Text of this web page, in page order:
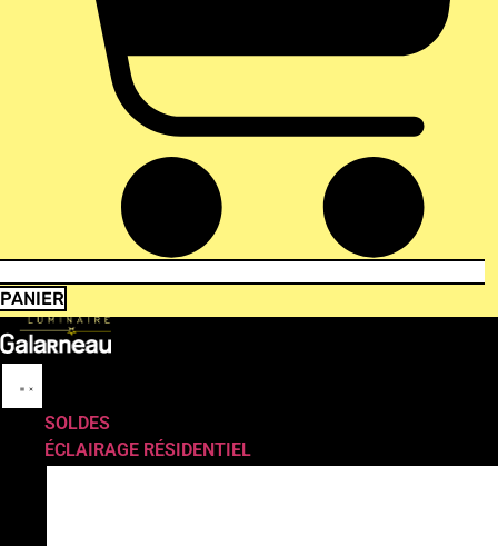
PANIER
SOLDES
ÉCLAIRAGE RÉSIDENTIEL